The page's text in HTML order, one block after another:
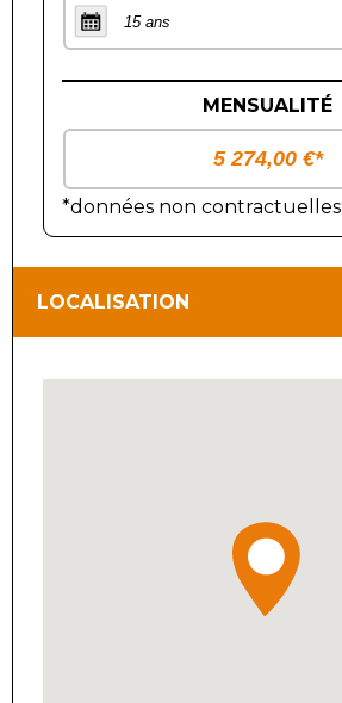
MENSUALITÉ
*données non contractuelles
LOCALISATION